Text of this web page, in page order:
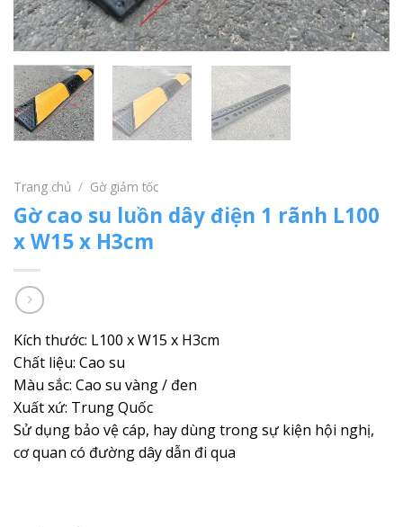
Trang chủ / Gờ giảm tốc
Gờ cao su luồn dây điện 1 rãnh L100
x W15 x H3cm
Kích thước: L100 x W15 x H3cm
Chất liệu: Cao su
Màu sắc: Cao su vàng / đen
Xuất xứ: Trung Quốc
Sử dụng bảo vệ cáp, hay dùng trong sự kiện hội nghị,
cơ quan có đường dây dẫn đi qua